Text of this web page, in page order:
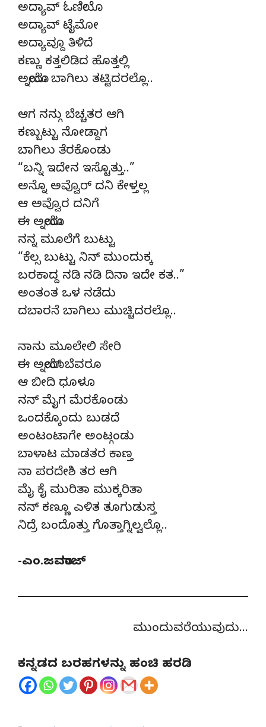
ಅದ್ಯಾವ್ ಓಣಿಯೋ
ಅದ್ಯಾವ್ ಟೈಮೋ
ಅದ್ಯಾವ್ದೂ ತಿಳಿದೆ
ಕಣ್ಣು ಕತ್ತಲಿಡಿದ ಹೊತ್ತಲ್ಲಿ
ಅಯ್ನೋರು ಬಾಗಿಲು ತಟ್ಟಿದರಲ್ಲೊ..
ಆಗ ನನ್ಗು ಬೆಚ್ಚತರ ಆಗಿ
ಕಣ್ಬುಟ್ಟು ನೋಡ್ದಾಗ
ಬಾಗಿಲು ತೆರಕೊಂಡು
“ಬನ್ನಿ ಇದೇನ ಇಸ್ಟೊತ್ತು..”
ಅನ್ನೊ ಅವ್ವೊರ್ ದನಿ ಕೇಳ್ತಲ್ಲ
ಆ ಅವ್ವೊರ ದನಿಗೆ
ಈ ಅಯ್ನೋರು
ನನ್ನ ಮೂಲೆಗೆ ಬುಟ್ಟು
“ಕೆಲ್ಸ ಬುಟ್ಟು ನಿನ್ ಮುಂದುಕ್ಕ
ಬರಕಾದ್ದ ನಡಿ ನಡಿ ದಿನಾ ಇದೇ ಕತ..”
ಅಂತಂತ ಒಳ ನಡೆದು
ದಬಾರನೆ ಬಾಗಿಲು ಮುಚ್ಚಿದರಲ್ಲೊ..
ನಾನು ಮೂಲೇಲಿ ಸೇರಿ
ಈ ಅಯ್ನೋರ್ ಬೆವರೂ
ಆ ಬೀದಿ ಧೂಳೂ
ನನ್ ಮೈಗ ಮೆರಕೊಂಡು
ಒಂದಕ್ಕೊಂದು ಬುಡದೆ
ಅಂಟಂಟಾಗೇ ಅಂಟ್ಗಂಡು
ಬಾಳಾಟ ಮಾಡತರ ಕಾಣ್ತ
ನಾ ಪರದೇಶಿ ತರ ಆಗಿ
ಮೈ ಕೈ ಮುರಿತಾ ಮುಕ್ಕರಿತಾ
ನನ್ ಕಣ್ಣೂ ಎಳಿತ ತೂಗುಡುಸ್ತ
ನಿದ್ರೆ ಬಂದೊತ್ತು ಗೊತ್ತಾಗ್ನಿಲ್ವಲ್ಲೊ..
-ಎಂ.ಜವರಾಜ್
ಮುಂದುವರೆಯುವುದು…
ಕನ್ನಡದ ಬರಹಗಳನ್ನು ಹಂಚಿ ಹರಡಿ